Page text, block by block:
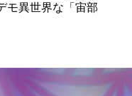
モ異世界な「宙部